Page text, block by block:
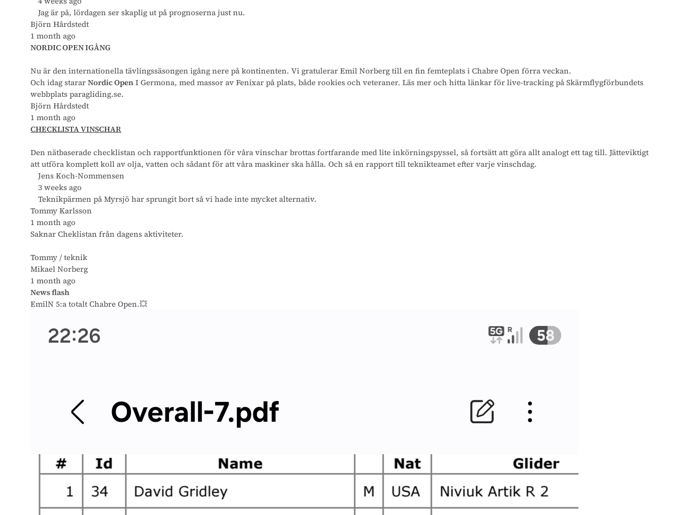
Jag är på, lördagen ser skaplig ut på prognoserna just nu.
Björn Hårdstedt
1 month ago
NORDIC OPEN IGÅNG
Nu är den internationella tävlingssäsongen igång nere på kontinenten. Vi gratulerar Emil Norberg till en fin femteplats i Chabre Open förra veckan.
Och idag stararNordic OpenI Germona, med massor av Fenixar på plats, både rookies och veteraner. Läs mer och hitta länkar för live-tracking på Skärmflygförbundets
webbplats paragliding.se.
Björn Hårdstedt
1 month ago
CHECKLISTA VINSCHAR
Den nätbaserade checklistan och rapportfunktionen för våra vinschar brottas fortfarande med lite inkörningspyssel, så fortsätt att göra allt analogt ett tag till. Jätteviktigt
att utföra komplett koll av olja, vatten och sådant för att våra maskiner ska hålla. Och så en rapport till teknikteamet efter varje vinschdag.
Jens Koch-Nommensen
3 weeks ago
Teknikpärmen på Myrsjö har sprungit bort så vi hade inte mycket alternativ.
Tommy Karlsson
1 month ago
Saknar Cheklistan från dagens aktiviteter.
Tommy / teknik
Mikael Norberg
1 month ago
News flash
EmilN 5:a totalt Chabre Open.💥